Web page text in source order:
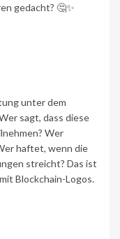
gedacht? 🤔✨
unter dem
sagt, dass diese
Wer
haftet, wenn die
streicht? Das ist
Blockchain-Logos.